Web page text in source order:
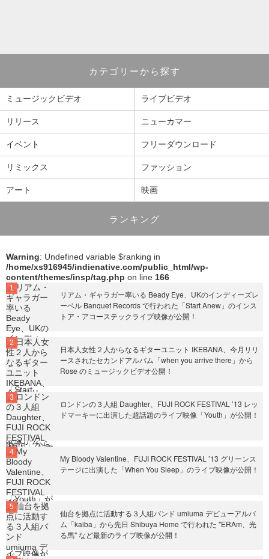
カテゴリーから探す
ミュージックビデオ ライブビデオ
リリース ニューカマー
イベント フリーダウンロード
リミックス ファッション
アート 映画
ランキング
Warning: Undefined variable $ranking in
/home/xs916945/indienative.com/public_html/wp-
content/themes/insp/tag.php on line 166
リアム・ギャラガー率いる Beady Eye、UKのインディーズレ
ーベル Banquet Records で行われた「Start Anew」のインス
トア・アコーステックライブ映像が公開！
日本人女性２人からなるギターユニット IKEBANA、今月リリ
ースされたセカンドアルバム「when you arrive there」から
Rose のミュージックビデオ公開！
ロンドンの３人組 Daughter、FUJI ROCK FESTIVAL ’13 レッ
ドマーキーに出演した超話題のライブ映像「Youth」が公開！
My Bloody Valentine、FUJI ROCK FESTIVAL ’13 グリーンス
テージに出演した「When You Sleep」のライブ映像が公開！
仙台を拠点に活動する３人組バンド umiuma デビューアルバ
ム「kaiba」から先日 Shibuya Home で行われた "ERAm、光
る馬" など最新のライブ映像が公開！